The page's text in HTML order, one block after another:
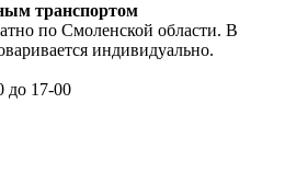
транспортом
по Смоленской области. В
индивидуально.
до 17-00